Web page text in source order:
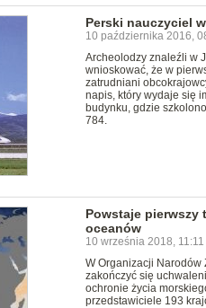
Perski nauczyciel
10 października 2016,
Archeolodzy znaleźli w
wnioskować, że w
zatrudniani
napis, który wydaje się
budynku, gdzie
784.
Powstaje
oceanów
10 września 2018, 11:11
W Organizacji Narodów
zakończyć się
ochronie życia
przedstawiciele 193